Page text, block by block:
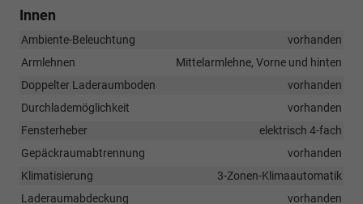
Innen
Ambiente-Beleuchtung
vorhanden
Armlehnen
Mittelarmlehne, Vorne und hinten
Doppelter Laderaumboden
vorhanden
Durchlademöglichkeit
vorhanden
Fensterheber
elektrisch 4-fach
Gepäckraumabtrennung
vorhanden
Klimatisierung
3-Zonen-Klimaautomatik
Laderaumabdeckung
vorhanden